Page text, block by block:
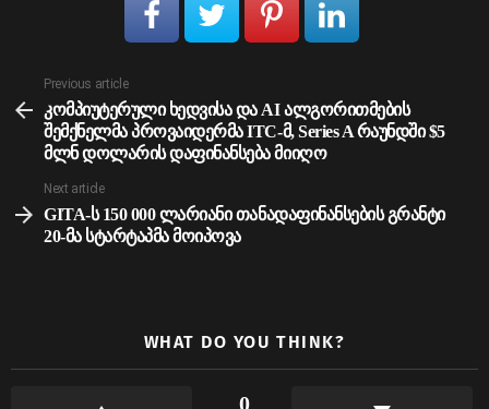
more
Previous article
კომპიუტერული ხედვისა და AI ალგორითმების
შემქნელმა პროვაიდერმა ITC-მ, Series A რაუნდში $5
მლნ დოლარის დაფინანსება მიიღო
Next article
GITA-ს 150 000 ლარიანი თანადაფინანსების გრანტი
20-მა სტარტაპმა მოიპოვა
WHAT DO YOU THINK?
0